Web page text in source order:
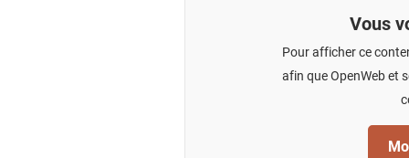
Vous
Pour afficher ce
afin que OpenWeb et